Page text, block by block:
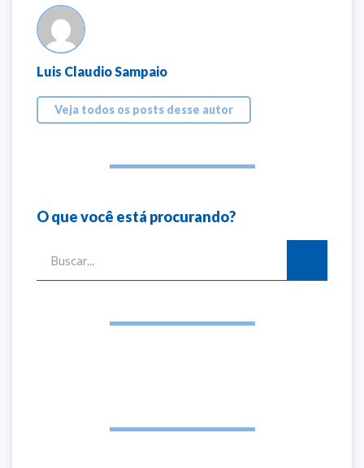
Luis Claudio Sampaio
Veja todos os posts desse autor
O que você está procurando?